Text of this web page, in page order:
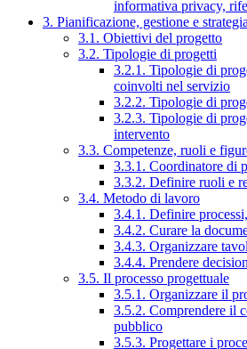
informativa privacy,
3. Pianificazione, gestione e strategia
3.1. Obiettivi del progetto
3.2. Tipologie di progetti
3.2.1. Tipologie di
coinvolti nel servizio
3.2.2. Tipologie di
3.2.3. Tipologie di
intervento
3.3. Competenze, ruoli e
3.3.1. Coordinatore di
3.3.2. Definire ruoli e
3.4. Metodo di lavoro
3.4.1. Definire
3.4.2. Curare la
3.4.3. Organizzare
3.4.4. Prendere
3.5. Il processo progettuale
3.5.1. Organizzare il
3.5.2. Comprendere il
pubblico
3.5.3. Progettare i